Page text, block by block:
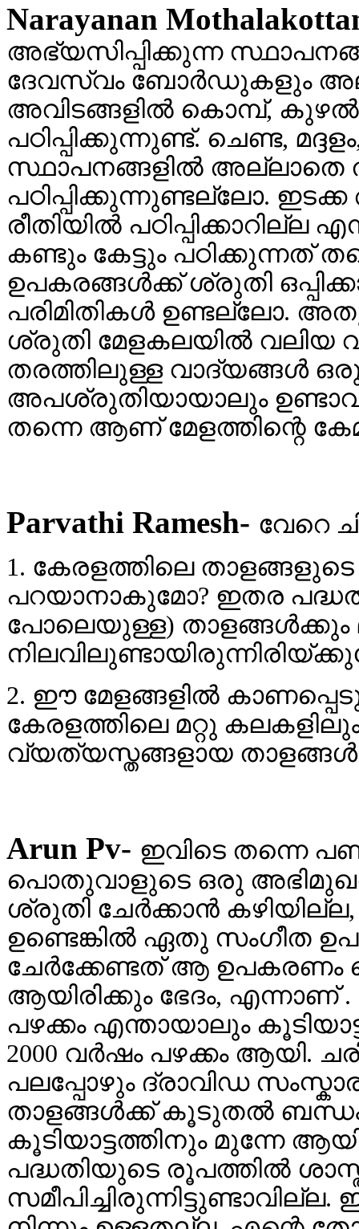
Narayanan
അഭ്യസിപ്പിക്കുന്ന
ദേവസ്വം ബോര്‍ഡുകളും
അവിടങ്ങളില്‍ കൊമ്പ്,
പഠിപ്പിക്കുന്നുണ്ട്. ചെണ്ട,
സ്ഥാപനങ്ങളില്‍ അല്ലാതെ
പഠിപ്പിക്കുന്നുണ്ടല്ലോ.
രീതിയില്‍ പഠിപ്പിക്കാറില്ല
കണ്ടും കേട്ടും പഠിക്കുന്നത്
ഉപകരങ്ങള്‍ക്ക് ശ്രുതി
പരിമിതികള്‍ ഉണ്ടല്ലോ.
ശ്രുതി മേളകലയില്‍ വലിയ
തരത്തിലുള്ള വാദ്യങ്ങള്‍
അപശ്രുതിയായാലും
തന്നെ ആണ് മേളത്തിന്റെ
Parvathi Ramesh- വേറെ
1. കേരളത്തിലെ
പറയാനാകുമോ? ഇതര
പോലെയുള്ള) താളങ്ങള്‍ക്കും
2. ഈ മേളങ്ങളില്‍
കേരളത്തിലെ മറ്റു
വ്യത്യസ്തങ്ങളായ
Arun Pv- ഇവിടെ തന്നെ
പൊതുവാളുടെ ഒരു
ശ്രുതി ചേര്‍ക്കാന്‍
ഉണ്ടെങ്കില്‍ ഏതു സംഗീത
ചേര്‍ക്കേണ്ടത് ആ ഉപകരണം
ആയിരിക്കും ഭേദം, എന്നാണ്
പഴക്കം എന്തായാലും
2000 വര്‍ഷം പഴക്കം ആയി.
പലപ്പോഴും ദ്രാവിഡ
താളങ്ങള്‍ക്ക് കൂടുതല്‍
കൂടിയാട്ടത്തിനും മുന്നേ
പദ്ധതിയുടെ രൂപത്തില്‍